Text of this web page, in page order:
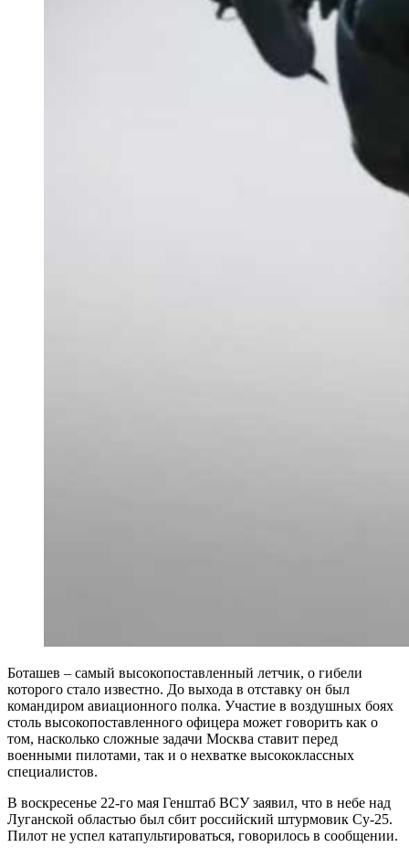
Боташев – самый высокопоставленный летчик, о гибели
которого стало известно. До выхода в отставку он был
командиром авиационного полка. Участие в воздушных боях
столь высокопоставленного офицера может говорить как о
том, насколько сложные задачи Москва ставит перед
военными пилотами, так и о нехватке высококлассных
специалистов.
В воскресенье 22-го мая Генштаб ВСУ заявил, что в небе над
Луганской областью был сбит российский штурмовик Су-25.
Пилот не успел катапультироваться, говорилось в сообщении.